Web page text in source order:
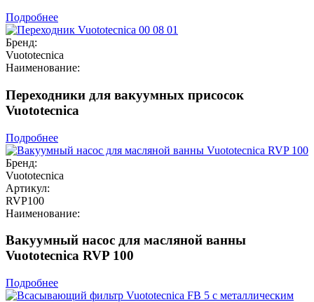
Подробнее
Бренд:
Vuototecnica
Наименование:
Переходники для вакуумных присосок
Vuototecnica
Подробнее
Бренд:
Vuototecnica
Артикул:
RVP100
Наименование:
Вакуумный насос для масляной ванны
Vuototecnica RVP 100
Подробнее